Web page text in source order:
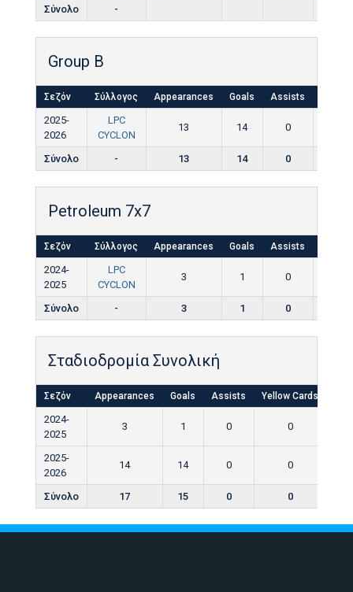
Σύνολο -
Group B
Σεζόν Σύλλογος Appearances Goals Assists
2025-
2026
LPC
CYCLON
13 14 0
Σύνολο - 13 14 0
Petroleum 7x7
Σεζόν Σύλλογος Appearances Goals Assists
2024-
2025
LPC
CYCLON
3 1 0
Σύνολο - 3 1 0
Σταδιοδρομία Συνολική
Σεζόν Appearances Goals Assists Yellow Cards
2024-
2025
3 1 0 0
2025-
2026
14 14 0 0
Σύνολο 17 15 0 0